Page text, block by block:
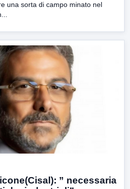
una sorta di campo minato nel
” necessaria